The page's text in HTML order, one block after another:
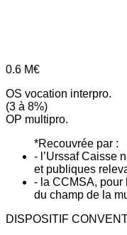
0.6 M€
OS vocation interpro.
(3 à 8%)
OP multipro.
*Recouvrée par :
- l’Urssaf Caisse
et publiques
- la CCMSA, pour
du champ de la
DISPOSITIF